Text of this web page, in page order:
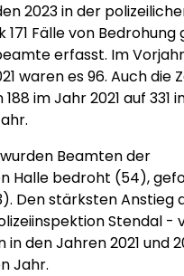
2023 in der
Fälle von Bedrohung
erfasst. Im
waren es 96. Auch die
im Jahr 2021 auf 331
Beamten der
Halle bedroht (54),
Den stärksten Anstieg
Stendal -
in den Jahren 2021 und
Jahr.